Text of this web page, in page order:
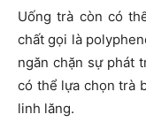
Uống trà còn có
chất gọi là
ngăn chặn sự phát
có thể lựa chọn trà
linh lăng.